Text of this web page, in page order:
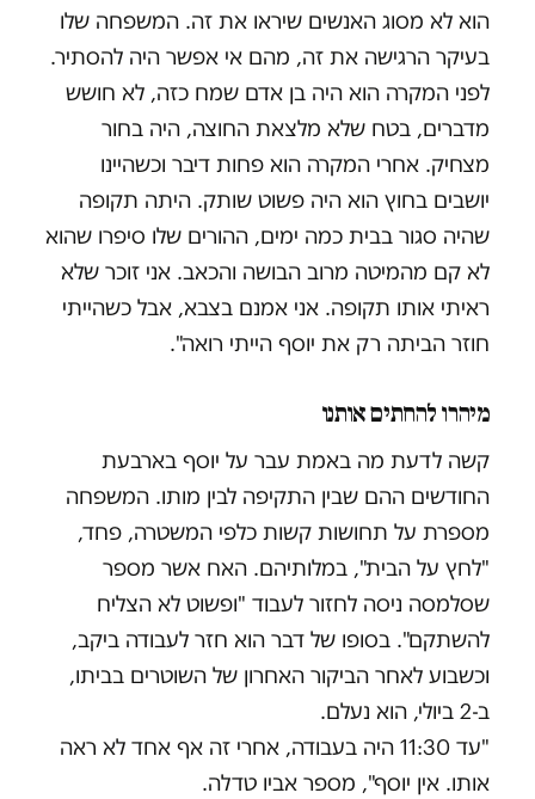
הוא לא מסוג האנשים שיראו את זה. המשפחה שלו
בעיקר הרגישה את זה, מהם אי אפשר היה להסתיר.
לפני המקרה הוא היה בן אדם שמח כזה, לא חושש
מדברים, בטח שלא מלצאת החוצה, היה בחור
מצחיק. אחרי המקרה הוא פחות דיבר וכשהיינו
יושבים בחוץ הוא היה פשוט שותק. היתה תקופה
שהיה סגור בבית כמה ימים, ההורים שלו סיפרו שהוא
לא קם מהמיטה מרוב הבושה והכאב. אני זוכר שלא
ראיתי אותו תקופה. אני אמנם בצבא, אבל כשהייתי
חוזר הביתה רק את יוסף הייתי רואה".
מיהרו להחתים אותנו
קשה לדעת מה באמת עבר על יוסף בארבעת
החודשים ההם שבין התקיפה לבין מותו. המשפחה
מספרת על תחושות קשות כלפי המשטרה, פחד,
"לחץ על הבית", במלותיהם. האח אשר מספר
שסלמסה ניסה לחזור לעבוד "ופשוט לא הצליח
להשתקם". בסופו של דבר הוא חזר לעבודה ביקב,
וכשבוע לאחר הביקור האחרון של השוטרים בביתו,
ב-2 ביולי, הוא נעלם.
"עד 11:30 היה בעבודה, אחרי זה אף אחד לא ראה
אותו. אין יוסף", מספר אביו טדלה.